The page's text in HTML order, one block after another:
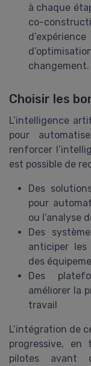
à chaque
co-
changement.
Choisir les
L’intelligence
pour
renforcer
est possible de
Des
pour
ou l’analyse
Des
anticiper
des
Des
améliorer la
travail
L’intégration de
progressive, en
pilotes avant